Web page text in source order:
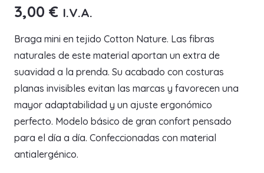
3,00 € I.V.A.
Braga mini en tejido Cotton Nature. Las fibras
naturales de este material aportan un extra de
suavidad a la prenda. Su acabado con costuras
planas invisibles evitan las marcas y favorecen una
mayor adaptabilidad y un ajuste ergonómico
perfecto. Modelo básico de gran confort pensado
para el día a día. Confeccionadas con material
antialergénico.